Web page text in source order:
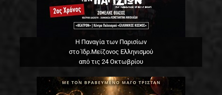
Η Παναγία των Παρισίων
στο Ίδρ.Μείζονος Ελληνισμού
από τις 24 Οκτωβρίου